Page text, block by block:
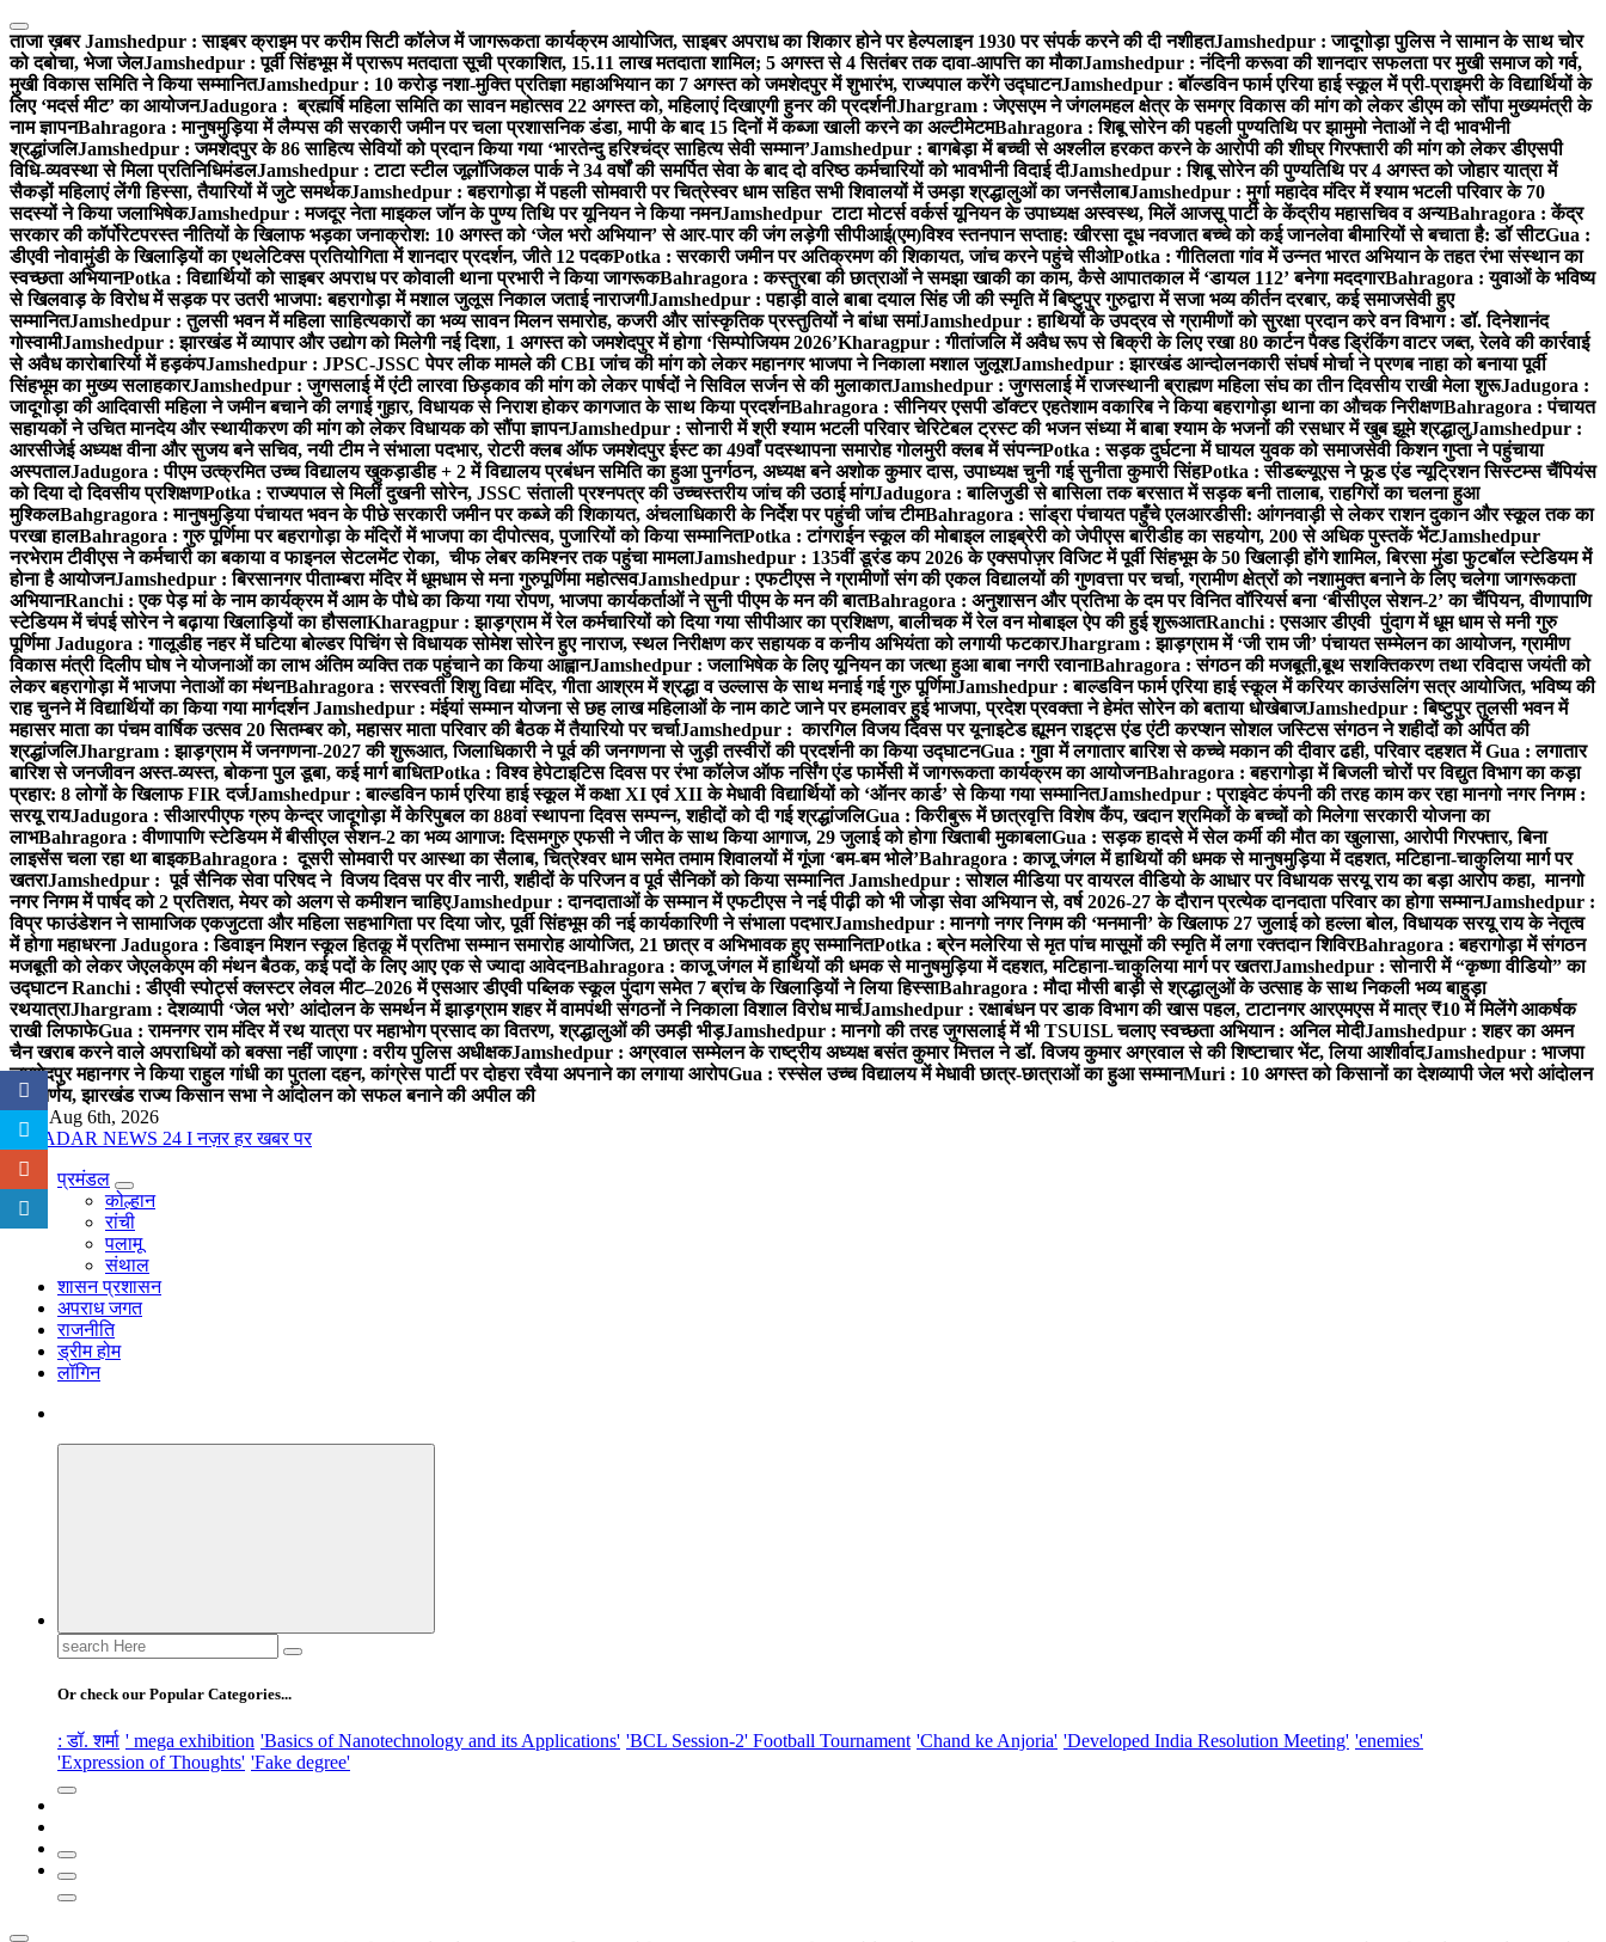
Skip
to
content
ताजा ख़बरJamshedpur : साइबर क्राइम पर करीम सिटी कॉलेज में जागरूकता कार्यक्रम आयोजित, साइबर अपराध का शिकार होने पर हेल्पलाइन 1930 पर संपर्क करने की दी नशीहतJamshedpur : जादूगोड़ा पुलिस ने सामान के साथ चोर
को दबोचा, भेजा जेलJamshedpur : पूर्वी सिंहभूम में प्रारूप मतदाता सूची प्रकाशित, 15.11 लाख मतदाता शामिल; 5 अगस्त से 4 सितंबर तक दावा-आपत्ति का मौकाJamshedpur : नंदिनी करूवा की शानदार सफलता पर मुखी समाज को गर्व,
मुखी विकास समिति ने किया सम्मानितJamshedpur : 10 करोड़ नशा-मुक्ति प्रतिज्ञा महाअभियान का 7 अगस्त को जमशेदपुर में शुभारंभ, राज्यपाल करेंगे उद्घाटनJamshedpur : बॉल्डविन फार्म एरिया हाई स्कूल में प्री-प्राइमरी के विद्यार्थियों के
लिए ‘मदर्स मीट’ का आयोजनJadugora : ब्रह्मर्षि महिला समिति का सावन महोत्सव 22 अगस्त को, महिलाएं दिखाएगी हुनर की प्रदर्शनीJhargram : जेएसएम ने जंगलमहल क्षेत्र के समग्र विकास की मांग को लेकर डीएम को सौंपा मुख्यमंत्री के
नाम ज्ञापनBahragora : मानुषमुड़िया में लैम्पस की सरकारी जमीन पर चला प्रशासनिक डंडा, मापी के बाद 15 दिनों में कब्जा खाली करने का अल्टीमेटमBahragora : शिबू सोरेन की पहली पुण्यतिथि पर झामुमो नेताओं ने दी भावभीनी
श्रद्धांजलिJamshedpur : जमशेदपुर के 86 साहित्य सेवियों को प्रदान किया गया ‘भारतेन्दु हरिश्चंद्र साहित्य सेवी सम्मान’Jamshedpur : बागबेड़ा में बच्ची से अश्लील हरकत करने के आरोपी की शीघ्र गिरफ्तारी की मांग को लेकर डीएसपी
विधि-व्यवस्था से मिला प्रतिनिधिमंडलJamshedpur : टाटा स्टील जूलॉजिकल पार्क ने 34 वर्षों की समर्पित सेवा के बाद दो वरिष्ठ कर्मचारियों को भावभीनी विदाई दीJamshedpur : शिबू सोरेन की पुण्यतिथि पर 4 अगस्त को जोहार यात्रा में
सैकड़ों महिलाएं लेंगी हिस्सा, तैयारियों में जुटे समर्थकJamshedpur : बहरागोड़ा में पहली सोमवारी पर चित्रेस्वर धाम सहित सभी शिवालयों में उमड़ा श्रद्धालुओं का जनसैलाबJamshedpur : मुर्गा महादेव मंदिर में श्याम भटली परिवार के 70
सदस्यों ने किया जलाभिषेकJamshedpur : मजदूर नेता माइकल जॉन के पुण्य तिथि पर यूनियन ने किया नमनJamshedpur टाटा मोटर्स वर्कर्स यूनियन के उपाध्यक्ष अस्वस्थ, मिलें आजसू पार्टी के केंद्रीय महासचिव व अन्यBahragora : केंद्र
सरकार की कॉर्पोरेटपरस्त नीतियों के खिलाफ भड़का जनाक्रोश: 10 अगस्त को ‘जेल भरो अभियान’ से आर-पार की जंग लड़ेगी सीपीआई(एम)विश्व स्तनपान सप्ताह: खीरसा दूध नवजात बच्चे को कई जानलेवा बीमारियों से बचाता है: डॉ सीटGua :
डीएवी नोवामुंडी के खिलाड़ियों का एथलेटिक्स प्रतियोगिता में शानदार प्रदर्शन, जीते 12 पदकPotka : सरकारी जमीन पर अतिक्रमण की शिकायत, जांच करने पहुंचे सीओPotka : गीतिलता गांव में उन्नत भारत अभियान के तहत रंभा संस्थान का
स्वच्छता अभियानPotka : विद्यार्थियों को साइबर अपराध पर कोवाली थाना प्रभारी ने किया जागरूकBahragora : कस्तुरबा की छात्राओं ने समझा खाकी का काम, कैसे आपातकाल में ‘डायल 112’ बनेगा मददगारBahragora : युवाओं के भविष्य
से खिलवाड़ के विरोध में सड़क पर उतरी भाजपा: बहरागोड़ा में मशाल जुलूस निकाल जताई नाराजगीJamshedpur : पहाड़ी वाले बाबा दयाल सिंह जी की स्मृति में बिष्टुपुर गुरुद्वारा में सजा भव्य कीर्तन दरबार, कई समाजसेवी हुए
सम्मानितJamshedpur : तुलसी भवन में महिला साहित्यकारों का भव्य सावन मिलन समारोह, कजरी और सांस्कृतिक प्रस्तुतियों ने बांधा समांJamshedpur : हाथियों के उपद्रव से ग्रामीणों को सुरक्षा प्रदान करे वन विभाग : डॉ. दिनेशानंद
गोस्वामीJamshedpur : झारखंड में व्यापार और उद्योग को मिलेगी नई दिशा, 1 अगस्त को जमशेदपुर में होगा ‘सिम्पोजियम 2026’Kharagpur : गीतांजलि में अवैध रूप से बिक्री के लिए रखा 80 कार्टन पैक्ड ड्रिंकिंग वाटर जब्त, रेलवे की कार्रवाई
से अवैध कारोबारियों में हड़कंपJamshedpur : JPSC-JSSC पेपर लीक मामले की CBI जांच की मांग को लेकर महानगर भाजपा ने निकाला मशाल जुलूशJamshedpur : झारखंड आन्दोलनकारी संघर्ष मोर्चा ने प्रणब नाहा को बनाया पूर्वी
सिंहभूम का मुख्य सलाहकारJamshedpur : जुगसलाई में एंटी लारवा छिड़काव की मांग को लेकर पार्षदों ने सिविल सर्जन से की मुलाकातJamshedpur : जुगसलाई में राजस्थानी ब्राह्मण महिला संघ का तीन दिवसीय राखी मेला शुरूJadugora :
जादूगोड़ा की आदिवासी महिला ने जमीन बचाने की लगाई गुहार, विधायक से निराश होकर कागजात के साथ किया प्रदर्शनBahragora : सीनियर एसपी डॉक्टर एहतेशाम वकारिब ने किया बहरागोड़ा थाना का औचक निरीक्षणBahragora : पंचायत
सहायकों ने उचित मानदेय और स्थायीकरण की मांग को लेकर विधायक को सौंपा ज्ञापनJamshedpur : सोनारी में श्री श्याम भटली परिवार चेरिटेबल ट्रस्ट की भजन संध्या में बाबा श्याम के भजनों की रसधार में खुब झूमे श्रद्धालुJamshedpur :
आरसीजेई अध्यक्ष वीना और सुजय बने सचिव, नयी टीम ने संभाला पदभार, रोटरी क्लब ऑफ जमशेदपुर ईस्ट का 49वाँ पदस्थापना समारोह गोलमुरी क्लब में संपन्नPotka : सड़क दुर्घटना में घायल युवक को समाजसेवी किशन गुप्ता ने पहुंचाया
अस्पतालJadugora : पीएम उत्क्रमित उच्च विद्यालय खुकड़ाडीह + 2 में विद्यालय प्रबंधन समिति का हुआ पुनर्गठन, अध्यक्ष बने अशोक कुमार दास, उपाध्यक्ष चुनी गई सुनीता कुमारी सिंहPotka : सीडब्ल्यूएस ने फूड एंड न्यूट्रिशन सिस्टम्स चैंपियंस
को दिया दो दिवसीय प्रशिक्षणPotka : राज्यपाल से मिलीं दुखनी सोरेन, JSSC संताली प्रश्नपत्र की उच्चस्तरीय जांच की उठाई मांगJadugora : बालिजुडी से बासिला तक बरसात में सड़क बनी तालाब, राहगिरों का चलना हुआ
मुश्किलBahgragora : मानुषमुड़िया पंचायत भवन के पीछे सरकारी जमीन पर कब्जे की शिकायत, अंचलाधिकारी के निर्देश पर पहुंची जांच टीमBahragora : सांड्रा पंचायत पहुँचे एलआरडीसी: आंगनवाड़ी से लेकर राशन दुकान और स्कूल तक का
परखा हालBahragora : गुरु पूर्णिमा पर बहरागोड़ा के मंदिरों में भाजपा का दीपोत्सव, पुजारियों को किया सम्मानितPotka : टांगराईन स्कूल की मोबाइल लाइब्रेरी को जेपीएस बारीडीह का सहयोग, 200 से अधिक पुस्तकें भेंटJamshedpur
नरभेराम टीवीएस ने कर्मचारी का बकाया व फाइनल सेटलमेंट रोका, चीफ लेबर कमिश्नर तक पहुंचा मामलाJamshedpur : 135वीं डूरंड कप 2026 के एक्सपोज़र विजिट में पूर्वी सिंहभूम के 50 खिलाड़ी होंगे शामिल, बिरसा मुंडा फुटबॉल स्टेडियम में
होना है आयोजनJamshedpur : बिरसानगर पीताम्बरा मंदिर में धूमधाम से मना गुरुपूर्णिमा महोत्सवJamshedpur : एफटीएस ने ग्रामीणों संग की एकल विद्यालयों की गुणवत्ता पर चर्चा, ग्रामीण क्षेत्रों को नशामुक्त बनाने के लिए चलेगा जागरूकता
अभियानRanchi : एक पेड़ मां के नाम कार्यक्रम में आम के पौधे का किया गया रोपण, भाजपा कार्यकर्ताओं ने सुनी पीएम के मन की बातBahragora : अनुशासन और प्रतिभा के दम पर विनित वॉरियर्स बना ‘बीसीएल सेशन-2’ का चैंपियन, वीणापाणि
स्टेडियम में चंपई सोरेन ने बढ़ाया खिलाड़ियों का हौसलाKharagpur : झाड़ग्राम में रेल कर्मचारियों को दिया गया सीपीआर का प्रशिक्षण, बालीचक में रेल वन मोबाइल ऐप की हुई शुरूआतRanchi : एसआर डीएवी पुंदाग में धूम धाम से मनी गुरु
पूर्णिमाJadugora : गालूडीह नहर में घटिया बोल्डर पिचिंग से विधायक सोमेश सोरेन हुए नाराज, स्थल निरीक्षण कर सहायक व कनीय अभियंता को लगायी फटकारJhargram : झाड़ग्राम में ‘जी राम जी’ पंचायत सम्मेलन का आयोजन, ग्रामीण
विकास मंत्री दिलीप घोष ने योजनाओं का लाभ अंतिम व्यक्ति तक पहुंचाने का किया आह्वानJamshedpur : जलाभिषेक के लिए यूनियन का जत्था हुआ बाबा नगरी रवानाBahragora : संगठन की मजबूती,बूथ सशक्तिकरण तथा रविदास जयंती को
लेकर बहरागोड़ा में भाजपा नेताओं का मंथनBahragora : सरस्वती शिशु विद्या मंदिर, गीता आश्रम में श्रद्धा व उल्लास के साथ मनाई गई गुरु पूर्णिमाJamshedpur : बाल्डविन फार्म एरिया हाई स्कूल में करियर काउंसलिंग सत्र आयोजित, भविष्य की
राह चुनने में विद्यार्थियों का किया गया मार्गदर्शनJamshedpur : मंईयां सम्मान योजना से छह लाख महिलाओं के नाम काटे जाने पर हमलावर हुई भाजपा, प्रदेश प्रवक्ता ने हेमंत सोरेन को बताया धोखेबाजJamshedpur : बिष्टुपुर तुलसी भवन में
महासर माता का पंचम वार्षिक उत्सव 20 सितम्बर को, महासर माता परिवार की बैठक में तैयारियो पर चर्चाJamshedpur : कारगिल विजय दिवस पर यूनाइटेड ह्यूमन राइट्स एंड एंटी करप्शन सोशल जस्टिस संगठन ने शहीदों को अर्पित की
श्रद्धांजलिJhargram : झाड़ग्राम में जनगणना-2027 की शुरूआत, जिलाधिकारी ने पूर्व की जनगणना से जुड़ी तस्वीरों की प्रदर्शनी का किया उद्घाटनGua : गुवा में लगातार बारिश से कच्चे मकान की दीवार ढही, परिवार दहशत मेंGua : लगातार
बारिश से जनजीवन अस्त-व्यस्त, बोकना पुल डूबा, कई मार्ग बाधितPotka : विश्व हेपेटाइटिस दिवस पर रंभा कॉलेज ऑफ नर्सिंग एंड फार्मेसी में जागरूकता कार्यक्रम का आयोजनBahragora : बहरागोड़ा में बिजली चोरों पर विद्युत विभाग का कड़ा
प्रहार: 8 लोगों के खिलाफ FIR दर्जJamshedpur : बाल्डविन फार्म एरिया हाई स्कूल में कक्षा XI एवं XII के मेधावी विद्यार्थियों को ‘ऑनर कार्ड’ से किया गया सम्मानितJamshedpur : प्राइवेट कंपनी की तरह काम कर रहा मानगो नगर निगम :
सरयू रायJadugora : सीआरपीएफ ग्रुप केन्द्र जादूगोड़ा में केरिपुबल का 88वां स्थापना दिवस सम्पन्न, शहीदों को दी गई श्रद्धांजलिGua : किरीबुरू में छात्रवृत्ति विशेष कैंप, खदान श्रमिकों के बच्चों को मिलेगा सरकारी योजना का
लाभBahragora : वीणापाणि स्टेडियम में बीसीएल सेशन-2 का भव्य आगाज: दिसमगुरु एफसी ने जीत के साथ किया आगाज, 29 जुलाई को होगा खिताबी मुकाबलाGua : सड़क हादसे में सेल कर्मी की मौत का खुलासा, आरोपी गिरफ्तार, बिना
लाइसेंस चला रहा था बाइकBahragora : दूसरी सोमवारी पर आस्था का सैलाब, चित्रेश्वर धाम समेत तमाम शिवालयों में गूंजा ‘बम-बम भोले’Bahragora : काजू जंगल में हाथियों की धमक से मानुषमुड़िया में दहशत, मटिहाना-चाकुलिया मार्ग पर
खतराJamshedpur : पूर्व सैनिक सेवा परिषद ने विजय दिवस पर वीर नारी, शहीदों के परिजन व पूर्व सैनिकों को किया सम्मानितJamshedpur : सोशल मीडिया पर वायरल वीडियो के आधार पर विधायक सरयू राय का बड़ा आरोप कहा, मानगो
नगर निगम में पार्षद को 2 प्रतिशत, मेयर को अलग से कमीशन चाहिएJamshedpur : दानदाताओं के सम्मान में एफटीएस ने नई पीढ़ी को भी जोड़ा सेवा अभियान से, वर्ष 2026-27 के दौरान प्रत्येक दानदाता परिवार का होगा सम्मानJamshedpur :
विप्र फाउंडेशन ने सामाजिक एकजुटता और महिला सहभागिता पर दिया जोर, पूर्वी सिंहभूम की नई कार्यकारिणी ने संभाला पदभारJamshedpur : मानगो नगर निगम की ‘मनमानी’ के खिलाफ 27 जुलाई को हल्ला बोल, विधायक सरयू राय के नेतृत्व
में होगा महाधरनाJadugora : डिवाइन मिशन स्कूल हितकू में प्रतिभा सम्मान समारोह आयोजित, 21 छात्र व अभिभावक हुए सम्मानितPotka : ब्रेन मलेरिया से मृत पांच मासूमों की स्मृति में लगा रक्तदान शिविरBahragora : बहरागोड़ा में संगठन
मजबूती को लेकर जेएलकेएम की मंथन बैठक, कई पदों के लिए आए एक से ज्यादा आवेदनBahragora : काजू जंगल में हाथियों की धमक से मानुषमुड़िया में दहशत, मटिहाना-चाकुलिया मार्ग पर खतराJamshedpur : सोनारी में “कृष्णा वीडियो” का
उद्घाटनRanchi : डीएवी स्पोर्ट्स क्लस्टर लेवल मीट–2026 में एसआर डीएवी पब्लिक स्कूल पुंदाग समेत 7 ब्रांच के खिलाड़ियों ने लिया हिस्साBahragora : मौदा मौसी बाड़ी से श्रद्धालुओं के उत्साह के साथ निकली भव्य बाहुड़ा
रथयात्राJhargram : देशव्यापी ‘जेल भरो’ आंदोलन के समर्थन में झाड़ग्राम शहर में वामपंथी संगठनों ने निकाला विशाल विरोध मार्चJamshedpur : रक्षाबंधन पर डाक विभाग की खास पहल, टाटानगर आरएमएस में मात्र ₹10 में मिलेंगे आकर्षक
राखी लिफाफेGua : रामनगर राम मंदिर में रथ यात्रा पर महाभोग प्रसाद का वितरण, श्रद्धालुओं की उमड़ी भीड़Jamshedpur : मानगो की तरह जुगसलाई में भी TSUISL चलाए स्वच्छता अभियान : अनिल मोदीJamshedpur : शहर का अमन
चैन खराब करने वाले अपराधियों को बक्सा नहीं जाएगा : वरीय पुलिस अधीक्षकJamshedpur : अग्रवाल सम्मेलन के राष्ट्रीय अध्यक्ष बसंत कुमार मित्तल ने डॉ. विजय कुमार अग्रवाल से की शिष्टाचार भेंट, लिया आशीर्वादJamshedpur : भाजपा
जमशेदपुर महानगर ने किया राहुल गांधी का पुतला दहन, कांग्रेस पार्टी पर दोहरा रवैया अपनाने का लगाया आरोपGua : रस्सेल उच्च विद्यालय में मेधावी छात्र-छात्राओं का हुआ सम्मानMuri : 10 अगस्त को किसानों का देशव्यापी जेल भरो आंदोलन
का निर्णय, झारखंड राज्य किसान सभा ने आंदोलन को सफल बनाने की अपील की
Thu. Aug 6th, 2026
नज़र हर खबर पर
प्रमंडल
कोल्हान
रांची
पलामू
संथाल
शासन प्रशासन
अपराध जगत
राजनीति
ड्रीम होम
लॉगिन
Search
for:
Or check our Popular Categories...
: डॉ. शर्मा ' mega exhibition 'Basics of Nanotechnology and its Applications' 'BCL Session-2' Football Tournament 'Chand ke Anjoria' 'Developed India Resolution Meeting' 'enemies'
'Expression of Thoughts' 'Fake degree'